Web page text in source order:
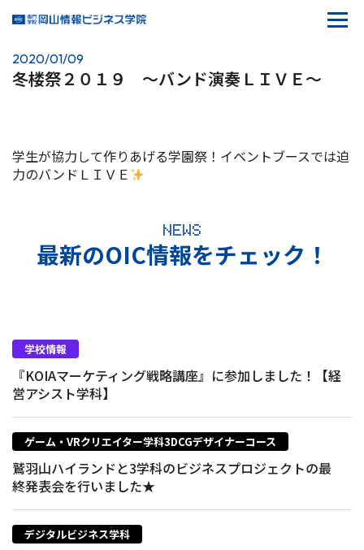
2020/01/09
冬楼祭２０１９ ～バンド演奏ＬＩＶＥ～
学生が協力して作りあげる学園祭！イベントブースでは迫
力のバンドＬＩＶＥ
NEWS
最新のOIC情報をチェック！
学校情報
『KOIAマーケティング戦略講座』に参加しました！【経
営アシスト学科】
ゲーム・VRクリエイター学科3DCGデザイナーコース
鷲羽山ハイランドと3学科のビジネスプロジェクトの最
終発表会を行いました★
デジタルビジネス学科